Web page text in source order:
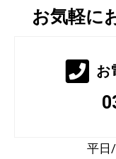
お気軽に
お
平日